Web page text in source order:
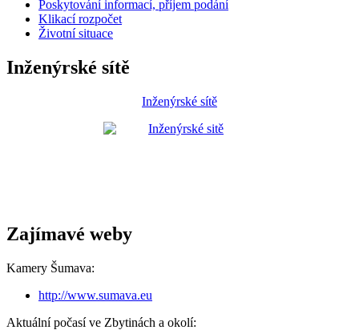
Poskytování informací, příjem podání
Klikací rozpočet
Životní situace
Inženýrské sítě
Inženýrské sítě
Zajímavé weby
Kamery Šumava:
http://www.sumava.eu
Aktuální počasí ve Zbytinách a okolí: